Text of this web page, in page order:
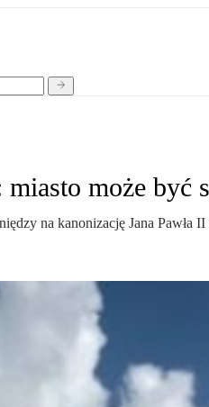
może być
na kanonizację Jana